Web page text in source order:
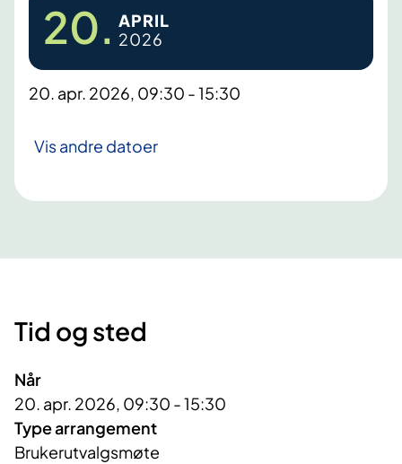
20. APRIL
2026
20. apr. 2026, 09:30 - 15:30
Vis andre datoer
Tid og sted
Når
20. apr. 2026, 09:30 - 15:30
Type arrangement
Brukerutvalgsmøte